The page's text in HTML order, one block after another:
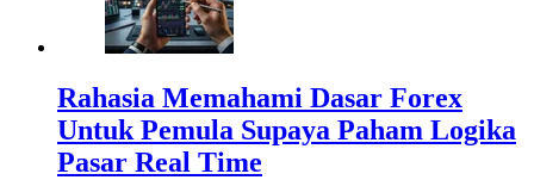
Rahasia Memahami Dasar Forex
Untuk Pemula Supaya Paham Logika
Pasar Real Time